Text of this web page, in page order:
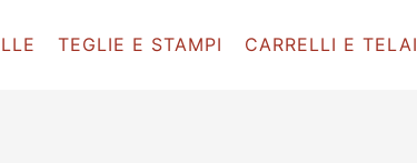
TEGLIE E STAMPI CARRELLI E TELAI